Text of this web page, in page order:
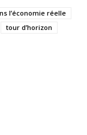
l’économie réelle
tour d’horizon